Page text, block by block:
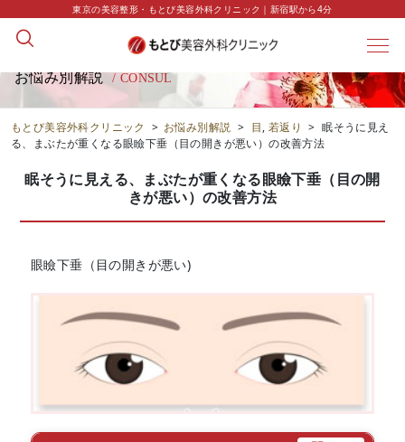
東京の美容整形・もとび美容外科クリニック｜新宿駅から4分
お悩み別解説 / CONSUL
もとび美容外科クリニック > お悩み別解説 > 目, 若返り > 眠そうに見え
る、まぶたが重くなる眼瞼下垂（目の開きが悪い）の改善方法
眠そうに見える、まぶたが重くなる眼瞼下垂（目の開
きが悪い）の改善方法
眼瞼下垂（目の開きが悪い)